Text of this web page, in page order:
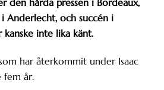
Anderlecht, och succén i
kanske inte lika känt.
har återkommit under Isaac
fem år.